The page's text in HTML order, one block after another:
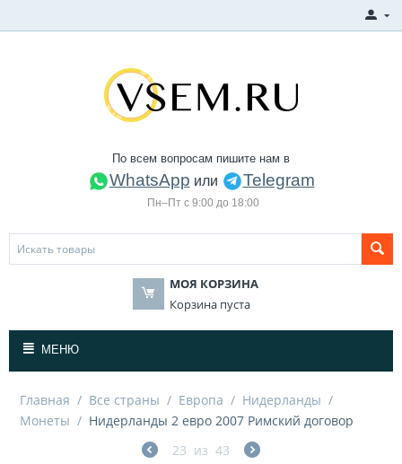
По всем вопросам пишите нам в
WhatsApp или Telegram
Пн–Пт с 9:00 до 18:00
МОЯ КОРЗИНА
Корзина пуста
МЕНЮ
Главная / Все страны / Европа / Нидерланды /
Монеты / Нидерланды 2 евро 2007 Римский договор
23 из 43